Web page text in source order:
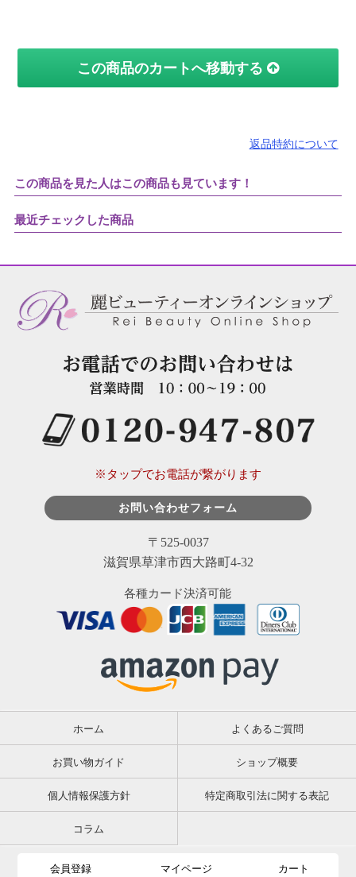
この商品のカートへ移動する
返品特約について
この商品を見た人はこの商品も見ています！
最近チェックした商品
※タップでお電話が繋がります
お問い合わせフォーム
〒525-0037
滋賀県草津市西大路町4-32
各種カード決済可能
ホーム よくあるご質問
お買い物ガイド ショップ概要
個人情報保護方針 特定商取引法に関する表記
コラム
会員登録 マイページ カート